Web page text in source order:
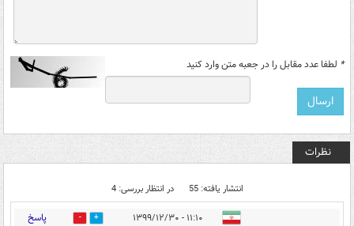
* لطفا عدد مقابل را در جعبه متن وارد کنید
نظرات
انتشار یافته: 55 در انتظار بررسی: 4
۱۱:۱۰ - ۱۳۹۹/۱۲/۳۰ 6 پاسخ